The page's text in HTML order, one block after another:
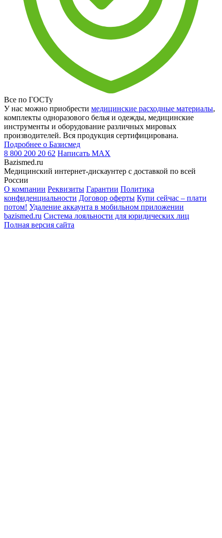
Все по ГОСТу
У нас можно приобрести медицинские расходные материалы,
комплекты одноразового белья и одежды, медицинские
инструменты и оборудование различных мировых
производителей. Вся продукция сертифицирована.
Подробнее о Базисмед
8 800 200 20 62 Написать MAX
Bazismed.ru
Медицинский интернет-дискаунтер с доставкой по всей
России
О компании Реквизиты Гарантии Политика
конфиденциальности Договор оферты Купи сейчас – плати
потом! Удаление аккаунта в мобильном приложении
bazismed.ru Система лояльности для юридических лиц
Полная версия сайта